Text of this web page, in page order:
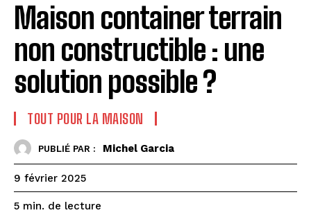
Maison container terrain
non constructible : une
solution possible ?
TOUT POUR LA MAISON
PUBLIÉ PAR : Michel Garcia
9 février 2025
5 min. de lecture